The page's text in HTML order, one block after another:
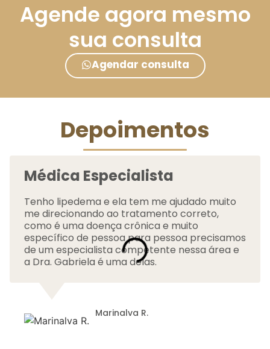
Agende agora mesmo
sua consulta
Agendar consulta
Depoimentos
Médica Especialista
Tenho lipedema e ela tem me ajudado muito
me direcionando ao tratamento correto,
como é uma doença crônica e muito
específico de pessoa para pessoa precisamos
de um especialista competente nessa área e
a Dra. Gabriela é uma delas.
Marinalva R.